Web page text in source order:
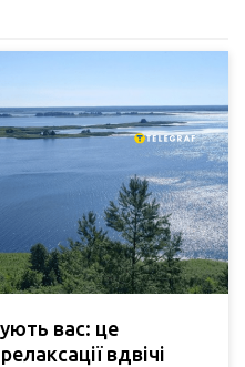
вас: це
вдвічі